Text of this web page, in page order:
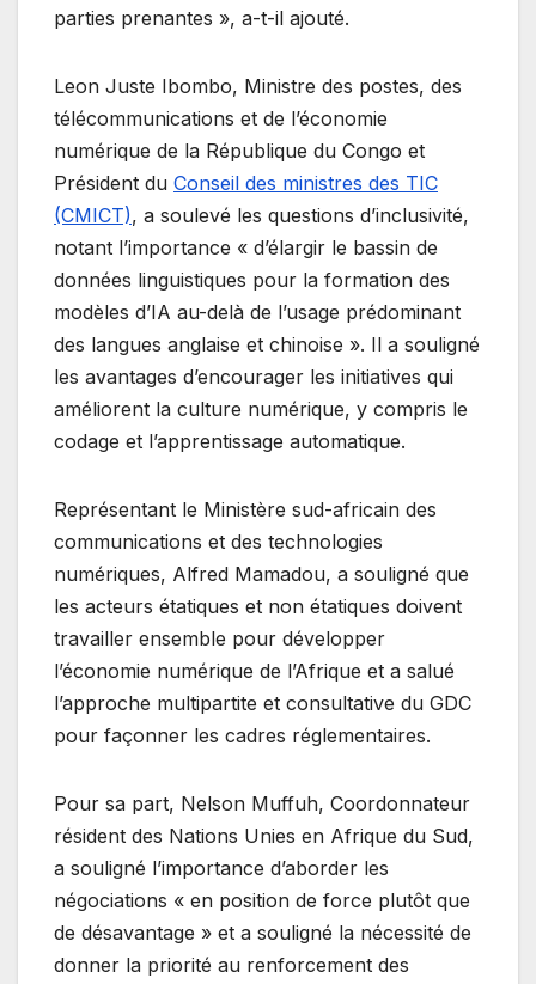
parties prenantes », a-t-il ajouté.
Leon Juste Ibombo, Ministre des postes, des
télécommunications et de l’économie
numérique de la République du Congo et
Président du Conseil des ministres des TIC
(CMICT), a soulevé les questions d’inclusivité,
notant l’importance « d’élargir le bassin de
données linguistiques pour la formation des
modèles d’IA au-delà de l’usage prédominant
des langues anglaise et chinoise ». Il a souligné
les avantages d’encourager les initiatives qui
améliorent la culture numérique, y compris le
codage et l’apprentissage automatique.
Représentant le Ministère sud-africain des
communications et des technologies
numériques, Alfred Mamadou, a souligné que
les acteurs étatiques et non étatiques doivent
travailler ensemble pour développer
l’économie numérique de l’Afrique et a salué
l’approche multipartite et consultative du GDC
pour façonner les cadres réglementaires.
Pour sa part, Nelson Muffuh, Coordonnateur
résident des Nations Unies en Afrique du Sud,
a souligné l’importance d’aborder les
négociations « en position de force plutôt que
de désavantage » et a souligné la nécessité de
donner la priorité au renforcement des